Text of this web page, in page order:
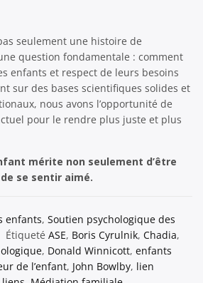
seulement une histoire de
question fondamentale : comment
enfants et respect de leurs besoins
sur des bases scientifiques solides et
nous avons l’opportunité de
pour le rendre plus juste et plus
mérite non seulement d’être
se sentir aimé.
enfants, Soutien psychologique des
Étiqueté ASE, Boris Cyrulnik, Chadia,
, Donald Winnicott, enfants
de l’enfant, John Bowlby, lien